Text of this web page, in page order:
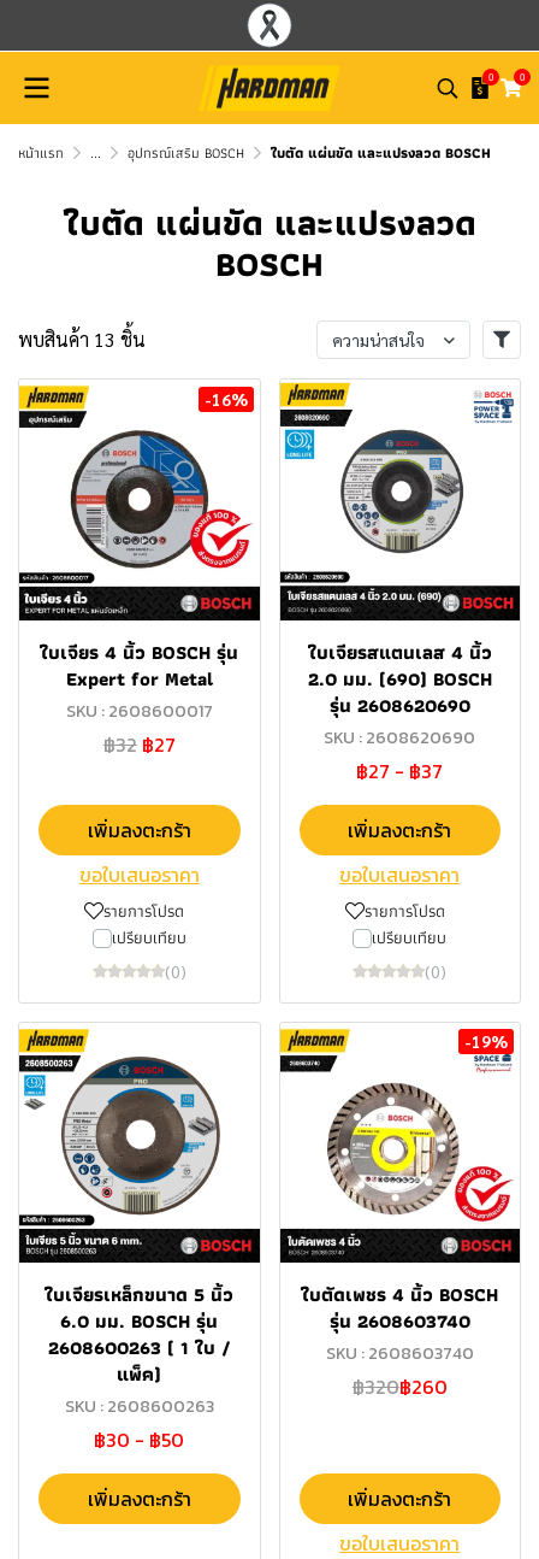
0 0
หน้าแรก ... อุปกรณ์เสริม BOSCH ใบตัด แผ่นขัด และแปรงลวด BOSCH
ใบตัด แผ่นขัด และแปรงลวด
BOSCH
พบสินค้า 13 ชิ้น ความน่าสนใจ
-16%
ใบเจียร 4 นิ้ว BOSCH รุ่น
Expert for Metal
SKU : 2608600017
฿32 ฿27
เพิ่มลงตะกร้า
ขอใบเสนอราคา
รายการโปรด
เปรียบเทียบ
(0)
ใบเจียรสแตนเลส 4 นิ้ว
2.0 มม. (690) BOSCH
รุ่น 2608620690
SKU : 2608620690
฿27 - ฿37
เพิ่มลงตะกร้า
ขอใบเสนอราคา
รายการโปรด
เปรียบเทียบ
(0)
ใบเจียรเหล็กขนาด 5 นิ้ว
6.0 มม. BOSCH รุ่น
2608600263 ( 1 ใบ /
แพ็ค)
SKU : 2608600263
฿30 - ฿50
เพิ่มลงตะกร้า
-19%
ใบตัดเพชร 4 นิ้ว BOSCH
รุ่น 2608603740
SKU : 2608603740
฿320฿260
เพิ่มลงตะกร้า
ขอใบเสนอราคา